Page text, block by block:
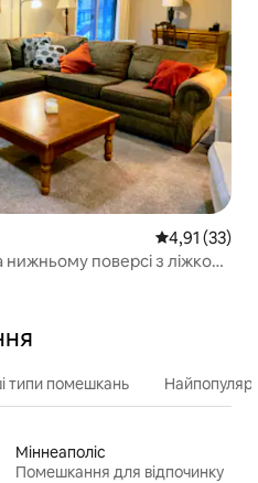
Середня
4,91 (33)
поверсі з ліжком
типи помешкань
Міннеаполіс
Помешкання для відпочинку